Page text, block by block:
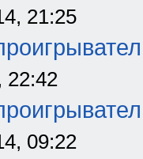
21:25
22:42
09:22